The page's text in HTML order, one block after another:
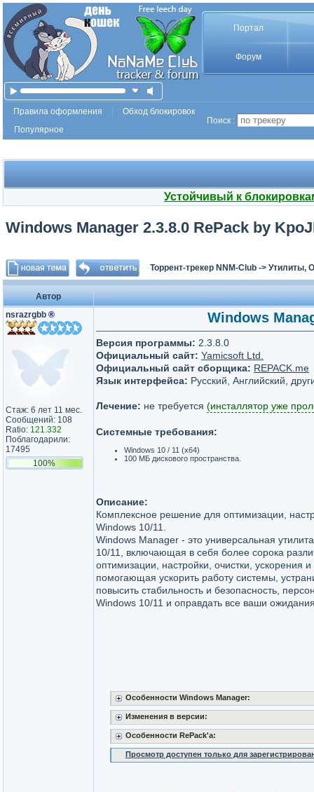
Портал
Форум
Правила оформления
Обход блокировок
Популярное
Поиск :
Устойчивый к
Windows Manager 2.3.8.0 RePack by
Торрент-трекер NNM-Club -> Утилиты,
Автор
nsrazrgbb ®
Стаж: 6 лет 11 мес.
Сообщений: 108
Ratio: 121.332
Поблагодарили:
17495
100%
Windows
Версия программы: 2.3.8.0
Официальный сайт: Yamicsoft Ltd.
Официальный сайт сборщика: REPACK.me
Язык интерфейса: Русский, Английский,
Лечение: не требуется (инсталлятор уже
Системные требования:
Windows 10 / 11 (x64)
100 МБ дискового пространства.
Описание:
Комплексное решение для оптимизации,
Windows 10/11.
Windows Manager - это универсальная
10/11, включающая в себя более сорока
оптимизации, настройки, очистки, ускорения
помогающая ускорить работу системы,
повысить стабильность и безопасность,
Windows 10/11 и оправдать все ваши
Особенности Windows Manager:
Изменения в версии:
Особенности RePack'a:
Просмотр доступен только для